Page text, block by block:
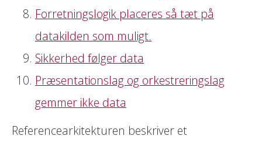
Forretningslogik placeres så tæt på
datakilden som muligt.
Sikkerhed følger data
Præsentationslag og orkestreringslag
gemmer ikke data
Referencearkitekturen beskriver et